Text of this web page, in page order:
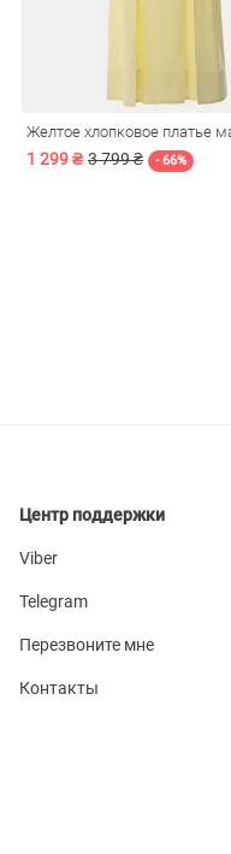
1 299 ₴ 3 799 ₴ - 66%
Центр поддержки
Viber
Telegram
Перезвоните мне
Контакты